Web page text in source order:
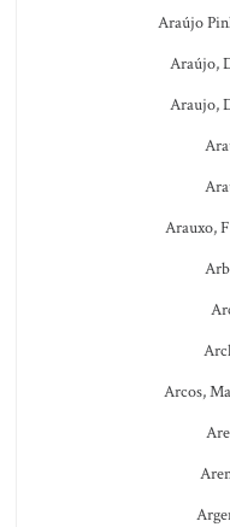
Araújo
Araújo,
Araujo,
Arauxo,
Arcos,